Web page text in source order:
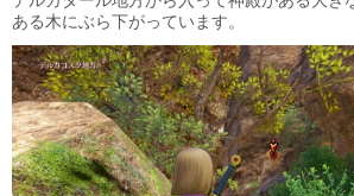
ある木にぶら下がっています。